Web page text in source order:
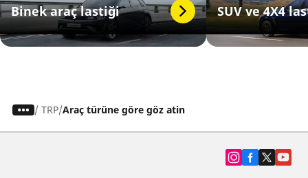
Binek araç lastiği SUV ve 4X4
/ TRP Araç türüne göre göz atin